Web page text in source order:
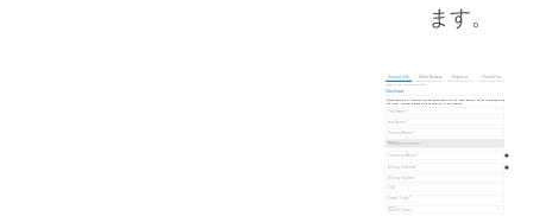
ます。